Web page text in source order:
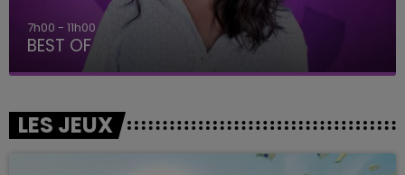
7h00 - 11h00
BEST OF
LES JEUX